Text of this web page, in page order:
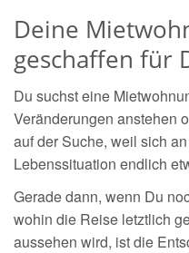
Deine
geschaffen für
Du suchst eine
Veränderungen anstehen
auf der Suche, weil sich
Lebenssituation endlich
Gerade dann, wenn Du
wohin die Reise letztlich
aussehen wird, ist die